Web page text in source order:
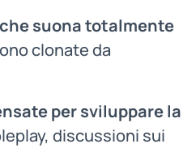
suona totalmente
clonate da
per sviluppare la
discussioni sui